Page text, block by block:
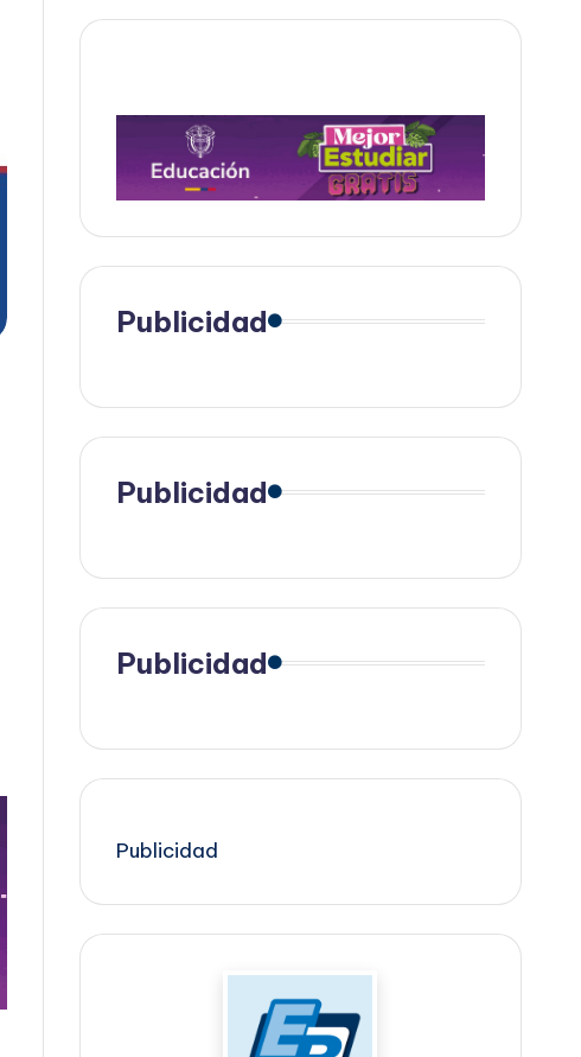
Publicidad
Publicidad
Publicidad
Publicidad